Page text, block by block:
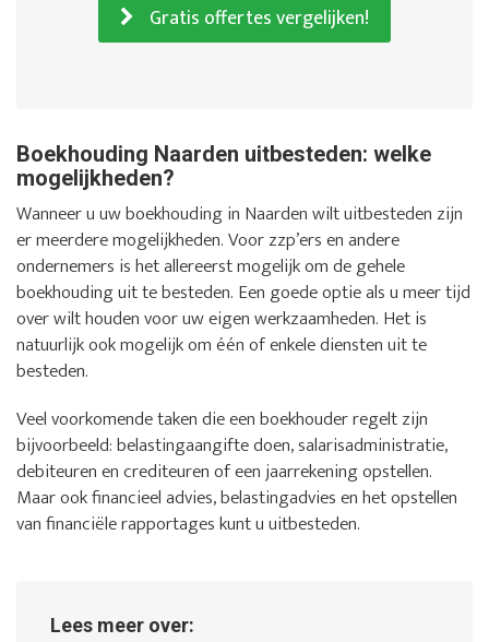
Gratis offertes vergelijken!
Boekhouding Naarden uitbesteden: welke
mogelijkheden?
Wanneer u uw boekhouding in Naarden wilt uitbesteden zijn
er meerdere mogelijkheden. Voor zzp’ers en andere
ondernemers is het allereerst mogelijk om de gehele
boekhouding uit te besteden. Een goede optie als u meer tijd
over wilt houden voor uw eigen werkzaamheden. Het is
natuurlijk ook mogelijk om één of enkele diensten uit te
besteden.
Veel voorkomende taken die een boekhouder regelt zijn
bijvoorbeeld: belastingaangifte doen, salarisadministratie,
debiteuren en crediteuren of een jaarrekening opstellen.
Maar ook financieel advies, belastingadvies en het opstellen
van financiële rapportages kunt u uitbesteden.
Lees meer over: